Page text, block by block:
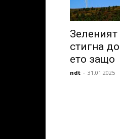
стигна
ето защо
ndt - 31.01.2025